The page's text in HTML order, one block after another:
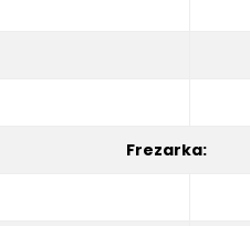
Frezarka: